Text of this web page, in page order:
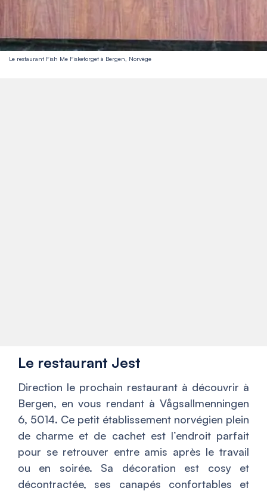
Le restaurant Fish Me Fisketorget à Bergen, Norvège
Le restaurant Jest
Direction le prochain restaurant à découvrir à
Bergen, en vous rendant à Vågsallmenningen
6, 5014. Ce petit établissement norvégien plein
de charme et de cachet est l’endroit parfait
pour se retrouver entre amis après le travail
ou en soirée. Sa décoration est cosy et
décontractée, ses canapés confortables et